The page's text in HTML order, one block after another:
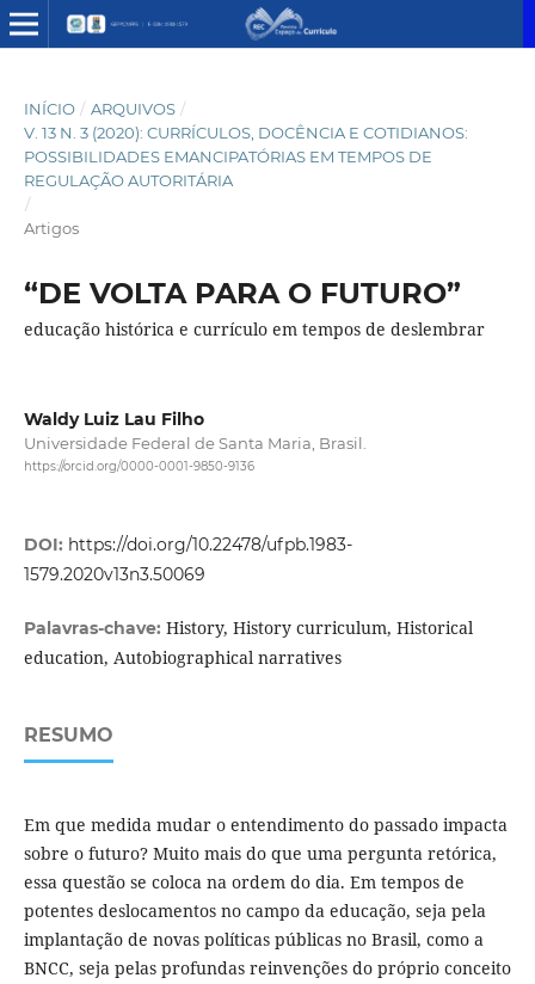
INÍCIO / ARQUIVOS /
V. 13 N. 3 (2020): CURRÍCULOS, DOCÊNCIA E COTIDIANOS:
POSSIBILIDADES EMANCIPATÓRIAS EM TEMPOS DE
REGULAÇÃO AUTORITÁRIA
/
Artigos
“DE VOLTA PARA O FUTURO”
educação histórica e currículo em tempos de deslembrar
Waldy Luiz Lau Filho
Universidade Federal de Santa Maria, Brasil.
https://orcid.org/0000-0001-9850-9136
DOI: https://doi.org/10.22478/ufpb.1983-
1579.2020v13n3.50069
Palavras-chave: History, History curriculum, Historical
education, Autobiographical narratives
RESUMO
Em que medida mudar o entendimento do passado impacta
sobre o futuro? Muito mais do que uma pergunta retórica,
essa questão se coloca na ordem do dia. Em tempos de
potentes deslocamentos no campo da educação, seja pela
implantação de novas políticas públicas no Brasil, como a
BNCC, seja pelas profundas reinvenções do próprio conceito